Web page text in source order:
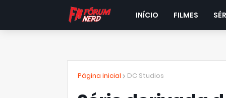
INÍCIO FILMES
Página inicial DC Studios